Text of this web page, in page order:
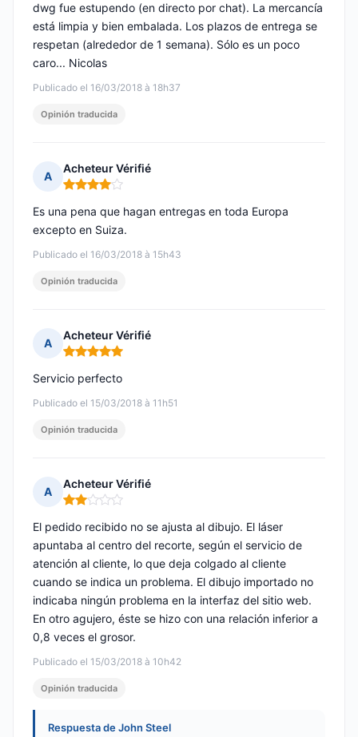
Publicado el 16/03/2018 à 18h37
dwg fue estupendo (en directo por chat). La mercancía
está limpia y bien embalada. Los plazos de entrega se
respetan (alrededor de 1 semana). Sólo es un poco
caro... Nicolas
Opinión traducida
A
Acheteur Vérifié
Nota: 4 de 5
Publicado el 16/03/2018 à 15h43
Es una pena que hagan entregas en toda Europa
excepto en Suiza.
Opinión traducida
A
Acheteur Vérifié
Nota: 5 de 5
Publicado el 15/03/2018 à 11h51
Servicio perfecto
Opinión traducida
A
Acheteur Vérifié
Nota: 2 de 5
Publicado el 15/03/2018 à 10h42
El pedido recibido no se ajusta al dibujo. El láser
apuntaba al centro del recorte, según el servicio de
atención al cliente, lo que deja colgado al cliente
cuando se indica un problema. El dibujo importado no
indicaba ningún problema en la interfaz del sitio web.
En otro agujero, éste se hizo con una relación inferior a
0,8 veces el grosor.
Opinión traducida
Respuesta de John Steel